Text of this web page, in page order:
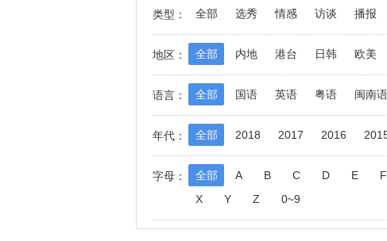
类型： 全部 选秀 情感 访谈 播报
地区： 全部 内地 港台 日韩 欧美
语言： 全部 国语 英语 粤语 闽南语
年代： 全部 2018 2017 2016
字母： 全部 A B C D E F
X
Y Z 0~9